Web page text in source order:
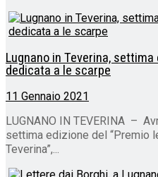
Lugnano in Teverina,
dedicata a le scarpe
11 Gennaio 2021
LUGNANO IN TEVERINA –
settima edizione del “Premio
Teverina”,...